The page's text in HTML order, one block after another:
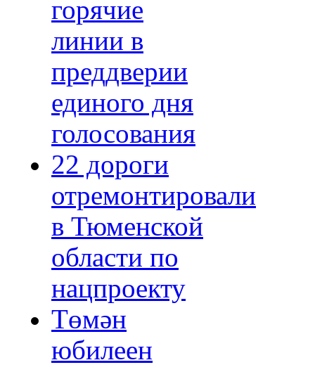
горячие
линии в
преддверии
единого дня
голосования
22 дороги
отремонтировали
в Тюменской
области по
нацпроекту
Төмән
юбилеен